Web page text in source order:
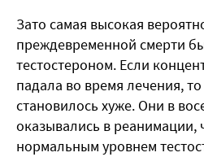
Зато самая высокая
преждевременной смерти
тестостероном. Если
падала во время лечения,
становилось хуже. Они в
оказывались в реанимации,
нормальным уровнем